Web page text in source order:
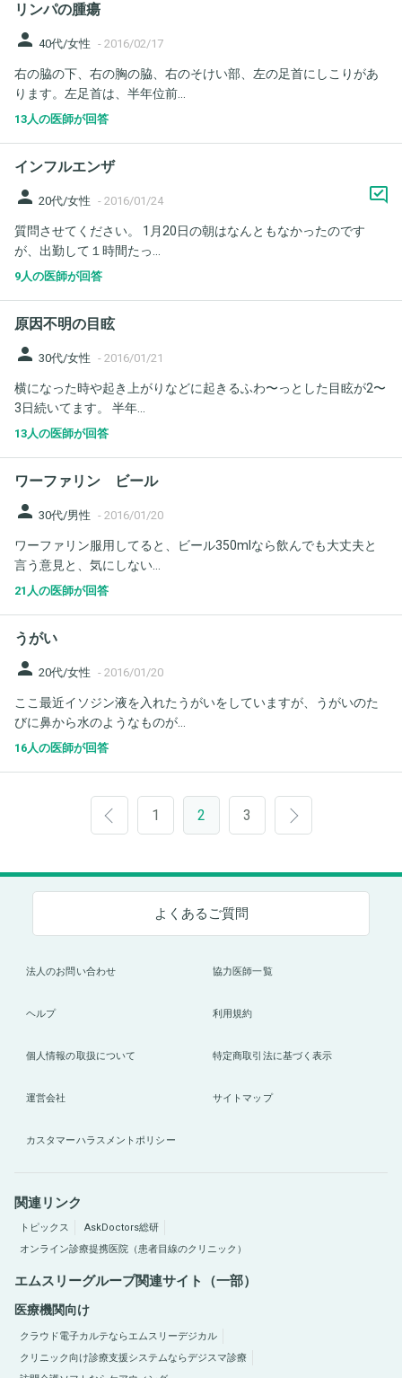
リンパの腫瘍
person 40代/女性 - 2016/02/17
右の脇の下、右の胸の脇、右のそけい部、左の足首にしこりがあ
ります。左足首は、半年位前...
13人の医師が回答
インフルエンザ
person 20代/女性 - 2016/01/24
質問させてください。 1月20日の朝はなんともなかったのです
が、出勤して１時間たっ...
9人の医師が回答
原因不明の目眩
person 30代/女性 - 2016/01/21
横になった時や起き上がりなどに起きるふわ〜っとした目眩が2〜
3日続いてます。 半年...
13人の医師が回答
ワーファリン ビール
person 30代/男性 - 2016/01/20
ワーファリン服用してると、ビール350mlなら飲んでも大丈夫と
言う意見と、気にしない...
21人の医師が回答
うがい
person 20代/女性 - 2016/01/20
ここ最近イソジン液を入れたうがいをしていますが、うがいのた
びに鼻から水のようなものが...
16人の医師が回答
1 2 3
よくあるご質問
法人のお問い合わせ 協力医師一覧
ヘルプ 利用規約
個人情報の取扱について 特定商取引法に基づく表示
運営会社 サイトマップ
カスタマーハラスメントポリシー
関連リンク
トピックス
AskDoctors総研
オンライン診療提携医院（患者目線のクリニック）
エムスリーグループ関連サイト（一部）
医療機関向け
クラウド電子カルテならエムスリーデジカル
クリニック向け診療支援システムならデジスマ診療